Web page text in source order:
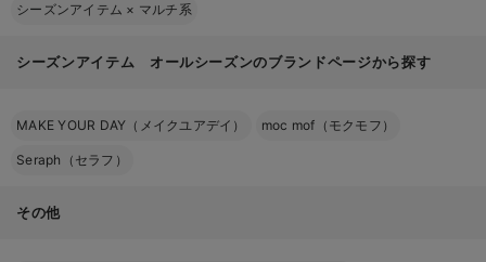
シーズンアイテム × マルチ系
シーズンアイテム オールシーズンのブランドページから探す
MAKE YOUR DAY（メイクユアデイ） moc mof（モクモフ）
Seraph（セラフ）
その他